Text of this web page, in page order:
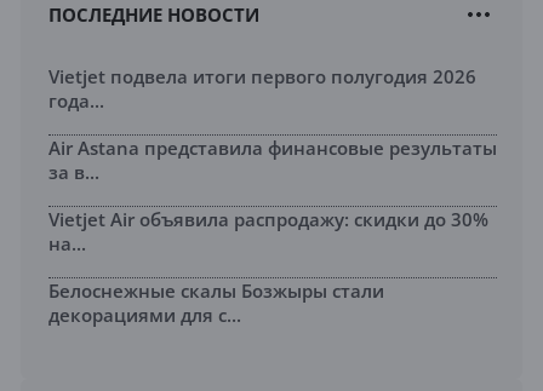
ПОСЛЕДНИЕ НОВОСТИ
Vietjet подвела итоги первого полугодия 2026
года...
Air Astana представила финансовые результаты
за в...
Vietjet Air объявила распродажу: скидки до 30%
на...
Белоснежные скалы Бозжыры стали
декорациями для с...